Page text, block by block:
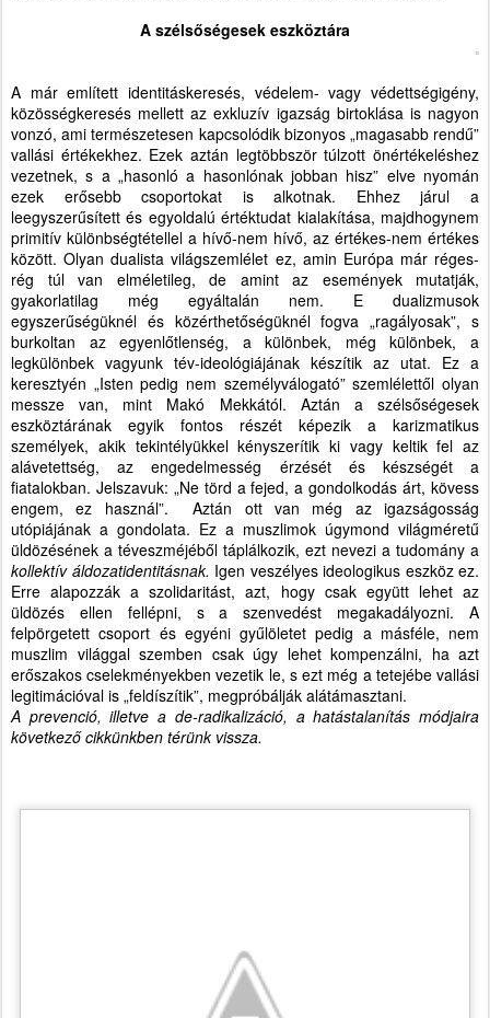
A szélsőségesek eszköztára
A már említett identitáskeresés, védelem- vagy védettségigény,
közösségkeresés mellett az exkluzív igazság birtoklása is nagyon
vonzó, ami természetesen kapcsolódik bizonyos „magasabb rendű”
vallási értékekhez. Ezek aztán legtöbbször túlzott önértékeléshez
vezetnek, s a „hasonló a hasonlónak jobban hisz” elve nyomán
ezek erősebb csoportokat is alkotnak. Ehhez járul a
leegyszerűsített és egyoldalú értéktudat kialakítása, majdhogynem
primitív különbségtétellel a hívő-nem hívő, az értékes-nem értékes
között. Olyan dualista világszemlélet ez, amin Európa már réges-
rég túl van elméletileg, de amint az események mutatják,
gyakorlatilag még egyáltalán nem. E dualizmusok
egyszerűségüknél és közérthetőségüknél fogva „ragályosak”, s
burkoltan az egyenlőtlenség, a különbek, még különbek, a
legkülönbek vagyunk tév-ideológiájának készítik az utat. Ez a
keresztyén „Isten pedig nem személyválogató” szemlélettől olyan
messze van, mint Makó Mekkától. Aztán a szélsőségesek
eszköztárának egyik fontos részét képezik a karizmatikus
személyek, akik tekintélyükkel kényszerítik ki vagy keltik fel az
alávetettség, az engedelmesség érzését és készségét a
fiatalokban. Jelszavuk: „Ne törd a fejed, a gondolkodás árt, kövess
engem, ez használ”.
Aztán ott van még az igazságosság
utópiájának a gondolata. Ez a muszlimok úgymond világméretű
üldözésének a téveszméjéből táplálkozik, ezt nevezi a tudomány a
kollektív áldozatidentitásnak. Igen veszélyes ideologikus eszköz ez.
Erre alapozzák a szolidaritást, azt, hogy csak együtt lehet az
üldözés ellen fellépni, s a szenvedést megakadályozni. A
felpörgetett csoport és egyéni gyűlöletet pedig a másféle, nem
muszlim világgal szemben csak úgy lehet kompenzálni, ha azt
erőszakos cselekményekben vezetik le, s ezt még a tetejébe vallási
legitimációval is „feldíszítik”, megpróbálják alátámasztani.
A prevenció, illetve a de-radikalizáció, a hatástalanítás módjaira
következő cikkünkben térünk vissza.